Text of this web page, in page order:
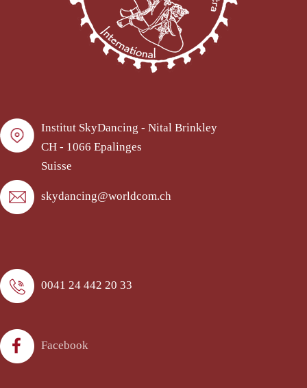
Institut SkyDancing - Nital Brinkley
CH - 1066 Epalinges
Suisse
skydancing@worldcom.ch
0041 24 442 20 33
Facebook